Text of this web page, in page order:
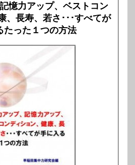
憶力アップ、ベストコン
、長寿、若さ･･･すべてが
たった１つの方法